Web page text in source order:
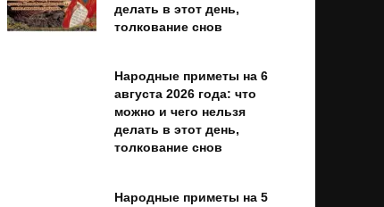
делать в этот день,
толкование снов
Народные приметы на 6
августа 2026 года: что
можно и чего нельзя
делать в этот день,
толкование снов
Народные приметы на 5